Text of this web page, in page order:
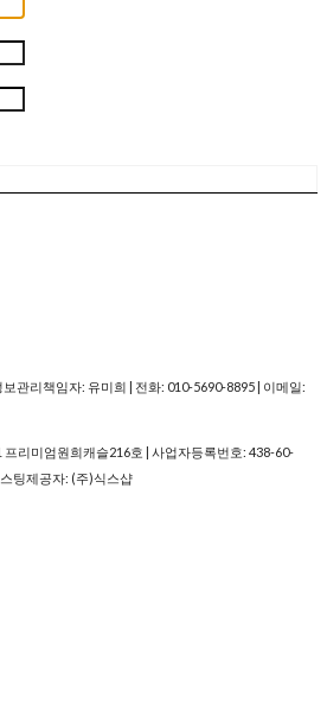
관리책임자: 유미희 | 전화: 010-5690-8895 | 이메일:
리미엄원희캐슬216호 | 사업자등록번호: 438-60-
스팅제공자: (주)식스샵